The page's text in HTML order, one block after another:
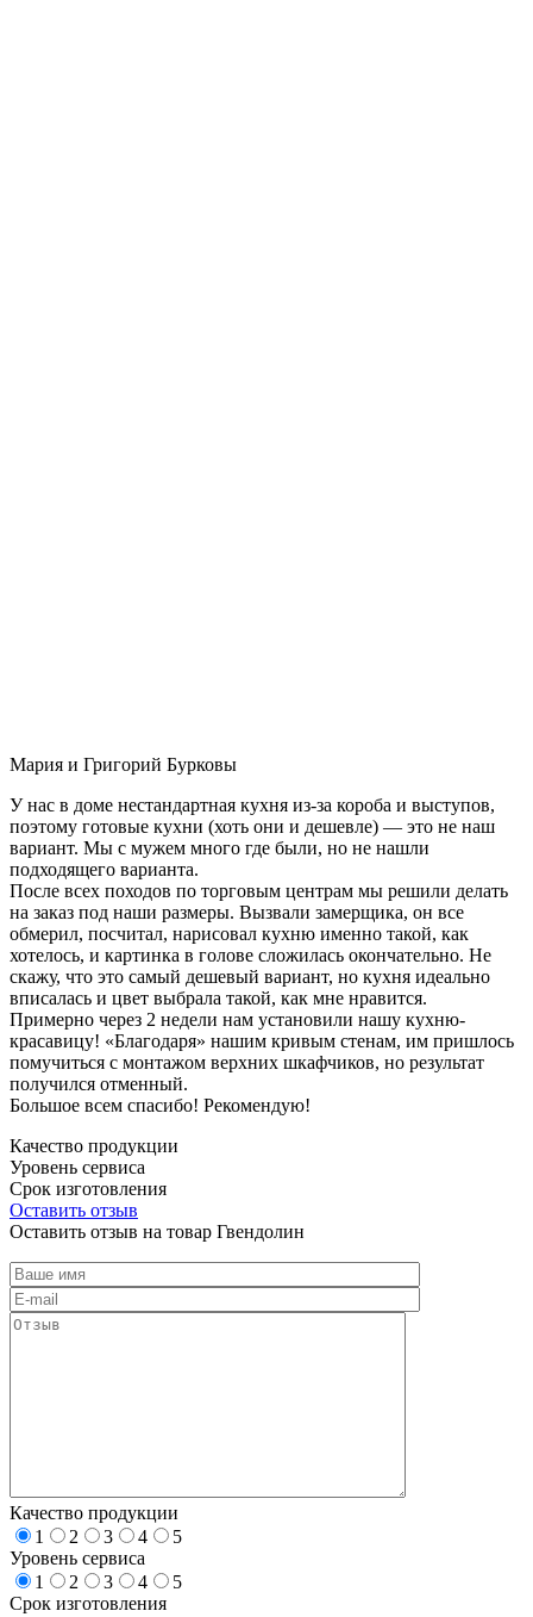
Мария и Григорий Бурковы
У нас в доме нестандартная кухня из-за короба и выступов,
поэтому готовые кухни (хоть они и дешевле) — это не наш
вариант. Мы с мужем много где были, но не нашли
подходящего варианта.
После всех походов по торговым центрам мы решили делать
на заказ под наши размеры. Вызвали замерщика, он все
обмерил, посчитал, нарисовал кухню именно такой, как
хотелось, и картинка в голове сложилась окончательно. Не
скажу, что это самый дешевый вариант, но кухня идеально
вписалась и цвет выбрала такой, как мне нравится.
Примерно через 2 недели нам установили нашу кухню-
красавицу! «Благодаря» нашим кривым стенам, им пришлось
помучиться с монтажом верхних шкафчиков, но результат
получился отменный.
Большое всем спасибо! Рекомендую!
Качество продукции
Уровень сервиса
Срок изготовления
Оставить отзыв
Оставить отзыв на товар Гвендолин
Качество продукции
1
2 3 4
5
Уровень сервиса
1
2 3 4
5
Срок изготовления